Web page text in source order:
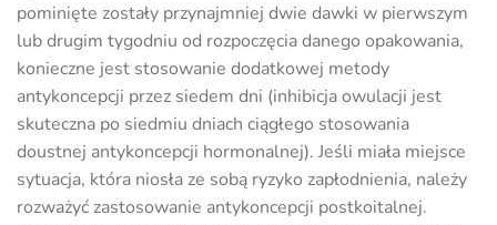
pominięte zostały przynajmniej dwie dawki w pierwszym
lub drugim tygodniu od rozpoczęcia danego opakowania,
konieczne jest stosowanie dodatkowej metody
antykoncepcji przez siedem dni (inhibicja owulacji jest
skuteczna po siedmiu dniach ciągłego stosowania
doustnej antykoncepcji hormonalnej). Jeśli miała miejsce
sytuacja, która niosła ze sobą ryzyko zapłodnienia, należy
rozważyć zastosowanie antykoncepcji postkoitalnej.